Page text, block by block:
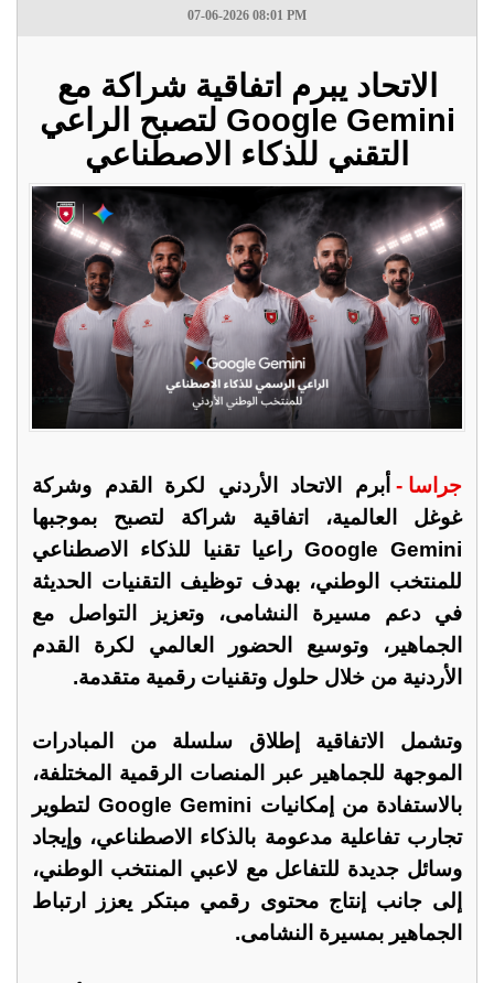
07-06-2026 08:01 PM
الاتحاد يبرم اتفاقية شراكة مع
Google Gemini لتصبح الراعي
التقني للذكاء الاصطناعي
جراسا - أبرم الاتحاد الأردني لكرة القدم وشركة
غوغل العالمية، اتفاقية شراكة لتصبح بموجبها
Google Gemini راعيا تقنيا للذكاء الاصطناعي
للمنتخب الوطني، بهدف توظيف التقنيات الحديثة
في دعم مسيرة النشامى، وتعزيز التواصل مع
الجماهير، وتوسيع الحضور العالمي لكرة القدم
الأردنية من خلال حلول وتقنيات رقمية متقدمة.
وتشمل الاتفاقية إطلاق سلسلة من المبادرات
الموجهة للجماهير عبر المنصات الرقمية المختلفة،
بالاستفادة من إمكانيات Google Gemini لتطوير
تجارب تفاعلية مدعومة بالذكاء الاصطناعي، وإيجاد
وسائل جديدة للتفاعل مع لاعبي المنتخب الوطني،
إلى جانب إنتاج محتوى رقمي مبتكر يعزز ارتباط
الجماهير بمسيرة النشامى.